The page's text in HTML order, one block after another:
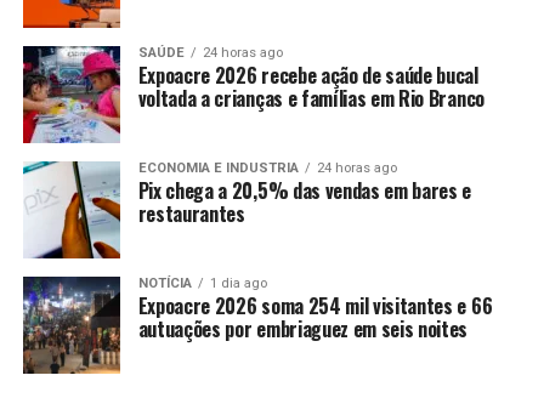
SAÚDE 24 horas ago
Expoacre 2026 recebe ação de saúde bucal
voltada a crianças e famílias em Rio Branco
ECONOMIA E INDUSTRIA 24 horas ago
Pix chega a 20,5% das vendas em bares e
restaurantes
NOTÍCIA 1 dia ago
Expoacre 2026 soma 254 mil visitantes e 66
autuações por embriaguez em seis noites